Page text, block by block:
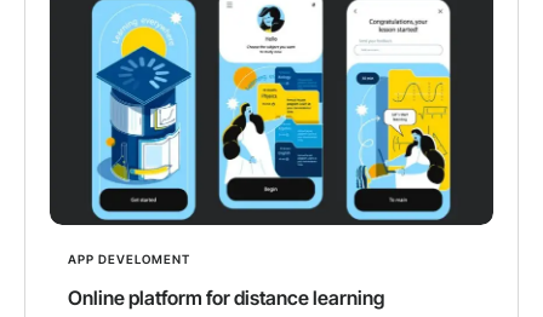
APP DEVELOMENT
Online platform for distance learning